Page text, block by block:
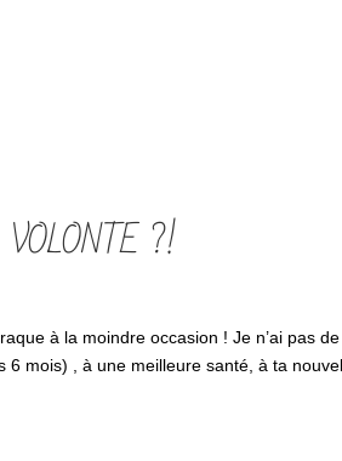
?!
à la moindre occasion ! Je n’ai pas de
6 mois) , à une meilleure santé, à ta